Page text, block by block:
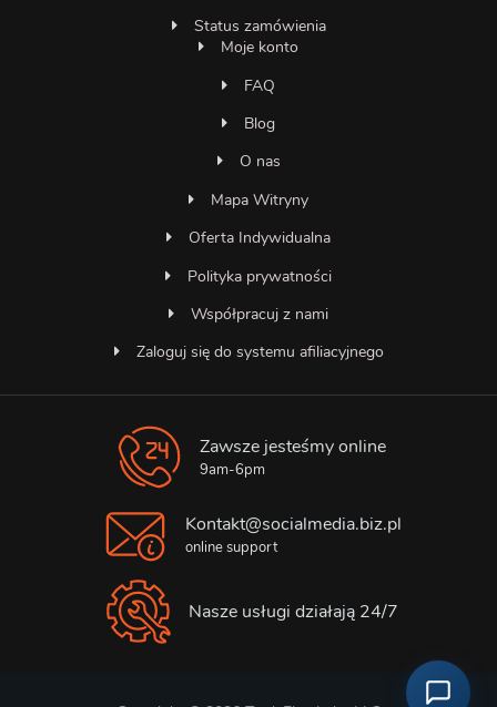
Asystent SocialMedia
Online — odpowiada natychmiast
Status zamówienia
Moje konto
FAQ
Blog
O nas
Mapa Witryny
Oferta Indywidualna
Polityka prywatności
Współpracuj z nami
Zaloguj się do systemu afiliacyjnego
Zawsze jesteśmy online
9am-6pm
Kontakt@socialmedia.biz.pl
online support
Nasze usługi działają 24/7